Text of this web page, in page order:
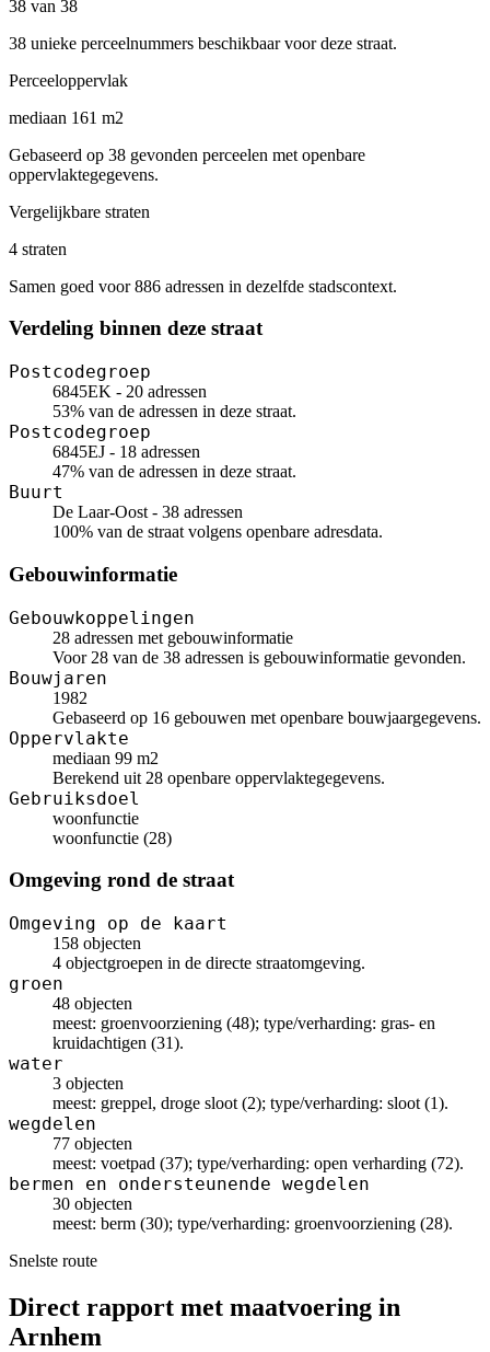
38 van 38
38 unieke perceelnummers beschikbaar voor deze straat.
Perceeloppervlak
mediaan 161 m2
Gebaseerd op 38 gevonden perceelen met openbare
oppervlaktegegevens.
Vergelijkbare straten
4 straten
Samen goed voor 886 adressen in dezelfde stadscontext.
Verdeling binnen deze straat
Postcodegroep
6845EK - 20 adressen
53% van de adressen in deze straat.
Postcodegroep
6845EJ - 18 adressen
47% van de adressen in deze straat.
Buurt
De Laar-Oost - 38 adressen
100% van de straat volgens openbare adresdata.
Gebouwinformatie
Gebouwkoppelingen
28 adressen met gebouwinformatie
Voor 28 van de 38 adressen is gebouwinformatie gevonden.
Bouwjaren
1982
Gebaseerd op 16 gebouwen met openbare bouwjaargegevens.
Oppervlakte
mediaan 99 m2
Berekend uit 28 openbare oppervlaktegegevens.
Gebruiksdoel
woonfunctie
woonfunctie (28)
Omgeving rond de straat
Omgeving op de kaart
158 objecten
4 objectgroepen in de directe straatomgeving.
groen
48 objecten
meest: groenvoorziening (48); type/verharding: gras- en
kruidachtigen (31).
water
3 objecten
meest: greppel, droge sloot (2); type/verharding: sloot (1).
wegdelen
77 objecten
meest: voetpad (37); type/verharding: open verharding (72).
bermen en ondersteunende wegdelen
30 objecten
meest: berm (30); type/verharding: groenvoorziening (28).
Snelste route
Direct rapport met maatvoering in
Arnhem